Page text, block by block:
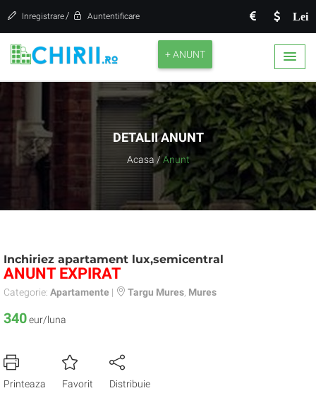
Lei
Inregistrare / Auntentificare
+ ANUNT
DETALII ANUNT
Acasa / Anunt
Inchiriez apartament lux,semicentral
ANUNT EXPIRAT
Categorie: Apartamente | Targu Mures Mures
340eur/luna
Printeaza Favorit Distribuie